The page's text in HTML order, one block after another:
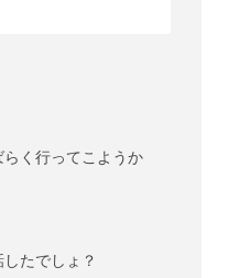
く行ってこようか
たでしょ？